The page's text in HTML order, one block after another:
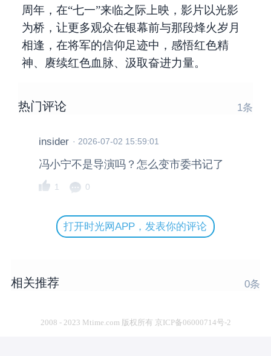
周年，在“七一”来临之际上映，影片以光影
为桥，让更多观众在银幕前与那段烽火岁月
相逢，在将军的信仰足迹中，感悟红色精
神、赓续红色血脉、汲取奋进力量。
热门评论 1条
insider · 2026-07-02 15:59:01
冯小宁不是导演吗？怎么变市委书记了
1 0
打开时光网APP，发表你的评论
相关推荐 0条
2008 - 2023 Mtime.com 版权所有 京ICP备06000714号-2